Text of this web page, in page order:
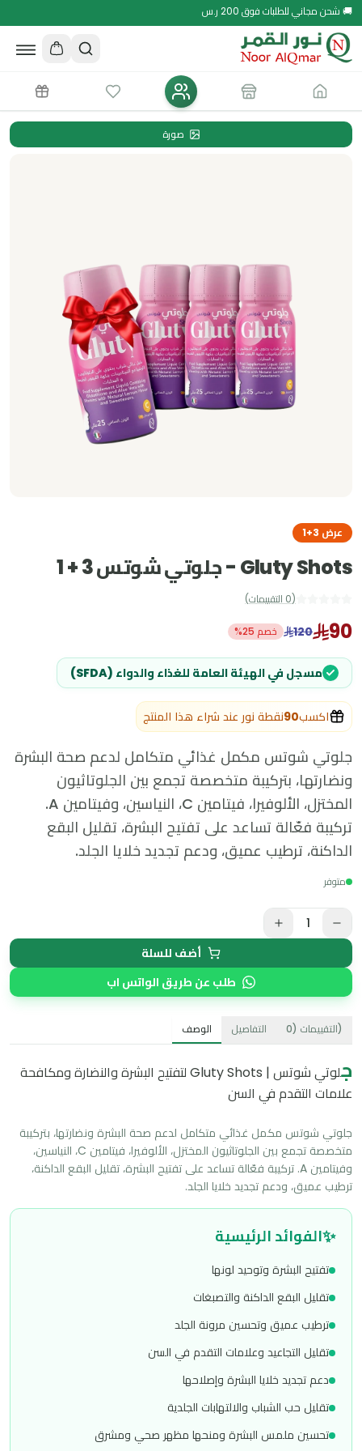
🚚 شحن مجاني للطلبات فوق 200 ر.س
صورة
عرض 3+1
Gluty Shots - جلوتي شوتس 3 + 1
(
0 التقييمات)
90
120 خصم 25%
مسجل في الهيئة العامة للغذاء والدواء (SFDA)
اكسب90نقطة نور عند شراء هذا المنتج
جلوتي شوتس مكمل غذائي متكامل لدعم صحة البشرة
ونضارتها، بتركيبة متخصصة تجمع بين الجلوتاثيون
المختزل، الألوفيرا، فيتامين C، النياسين، وفيتامين A.
تركيبة فعّالة تساعد على تفتيح البشرة، تقليل البقع
الداكنة، ترطيب عميق، ودعم تجديد خلايا الجلد.
متوفر
1
أضف للسلة
طلب عن طريق الواتس اب
الوصف التفاصيل التقييمات (
0 )
ج
لوتي شوتس | Gluty Shots لتفتيح البشرة والنضارة ومكافحة
علامات التقدم في السن
ترطيب عميق، ودعم تجديد خلايا الجلد.
✨الفوائد الرئيسية
تفتيح البشرة وتوحيد لونها
تقليل البقع الداكنة والتصبغات
ترطيب عميق وتحسين مرونة الجلد
تقليل التجاعيد وعلامات التقدم في السن
دعم تجديد خلايا البشرة وإصلاحها
تقليل حب الشباب والالتهابات الجلدية
تحسين ملمس البشرة ومنحها مظهر صحي ومشرق